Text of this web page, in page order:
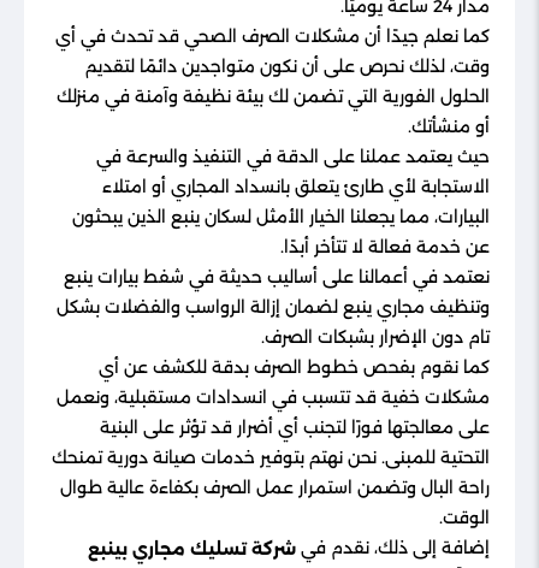
مدار 24 ساعة يوميًا.
كما نعلم جيدًا أن مشكلات الصرف الصحي قد تحدث في أي
وقت، لذلك نحرص على أن نكون متواجدين دائمًا لتقديم
الحلول الفورية التي تضمن لك بيئة نظيفة وآمنة في منزلك
أو منشأتك.
حيث يعتمد عملنا على الدقة في التنفيذ والسرعة في
الاستجابة لأي طارئ يتعلق بانسداد المجاري أو امتلاء
البيارات، مما يجعلنا الخيار الأمثل لسكان ينبع الذين يبحثون
عن خدمة فعالة لا تتأخر أبدًا.
نعتمد في أعمالنا على أساليب حديثة في شفط بيارات ينبع
وتنظيف مجاري ينبع لضمان إزالة الرواسب والفضلات بشكل
تام دون الإضرار بشبكات الصرف.
كما نقوم بفحص خطوط الصرف بدقة للكشف عن أي
مشكلات خفية قد تتسبب في انسدادات مستقبلية، ونعمل
على معالجتها فورًا لتجنب أي أضرار قد تؤثر على البنية
التحتية للمبنى. نحن نهتم بتوفير خدمات صيانة دورية تمنحك
راحة البال وتضمن استمرار عمل الصرف بكفاءة عالية طوال
الوقت.
إضافة إلى ذلك، نقدم في شركة تسليك مجاري بينبع